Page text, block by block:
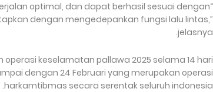
optimal, dan dapat berhasil sesuai dengan
dengan mengedepankan fungsi lalu lintas,”
jelasnya.
operasi keselamatan pallawa 2025 selama 14 hari
dengan 24 Februari yang merupakan operasi
harkamtibmas secara serentak seluruh indonesia.